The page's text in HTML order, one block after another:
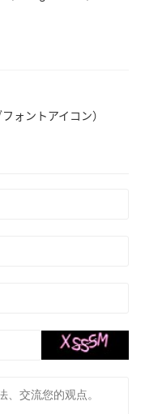
ォントアイコン）